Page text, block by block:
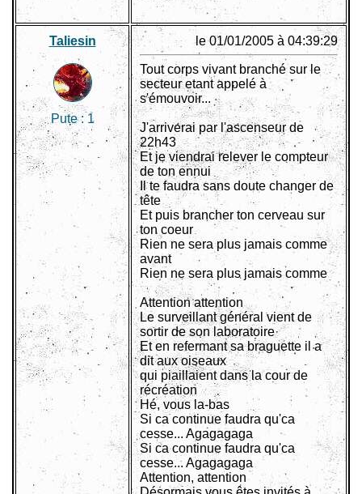
Taliesin
Pute : 1
le 01/01/2005 à 04:39:29
Tout corps vivant branché sur le
secteur etant appelé à
s'émouvoir...
J'arriverai par l'ascenseur de
22h43
Et je viendrai relever le compteur
de ton ennui
Il te faudra sans doute changer de
tête
Et puis brancher ton cerveau sur
ton coeur
Rien ne sera plus jamais comme
avant
Rien ne sera plus jamais comme
Attention attention
Le surveillant général vient de
sortir de son laboratoire
Et en refermant sa braguette il a
dit aux oiseaux
qui piaillaient dans la cour de
récréation
Hé, vous la-bas
Si ca continue faudra qu'ca
cesse... Agagagaga
Si ca continue faudra qu'ca
cesse... Agagagaga
Attention, attention